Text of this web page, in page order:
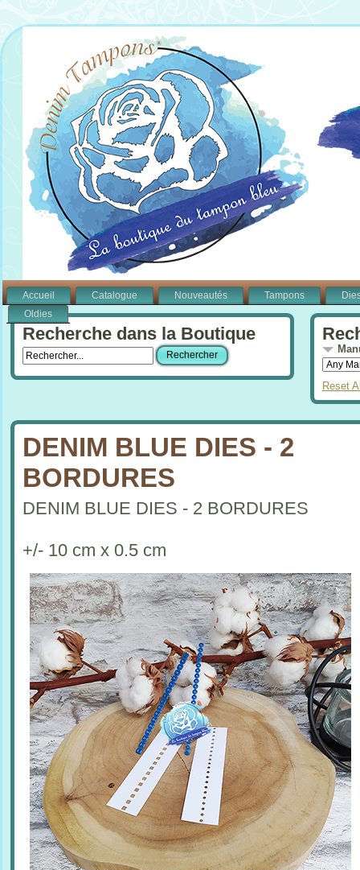
Accueil Catalogue Nouveautés Tampons
Oldies
Recherche dans la Boutique
Reset
DENIM BLUE DIES - 2
BORDURES
DENIM BLUE DIES - 2 BORDURES
+/- 10 cm x 0.5 cm